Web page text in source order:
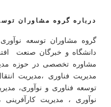
درباره گروه مشاوران
گروه مشاوران توسعه
دانشگاه و خبرگان صنعت
مشاوره تخصصی در حوزه
مدیریت فناوری ،مدیریت
توسعه فناوری و نوآوری،
نوآوری ، مدیریت